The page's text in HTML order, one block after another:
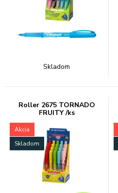
Skladom
Roller 2675 TORNADO
FRUITY /ks
Akcia
Skladom